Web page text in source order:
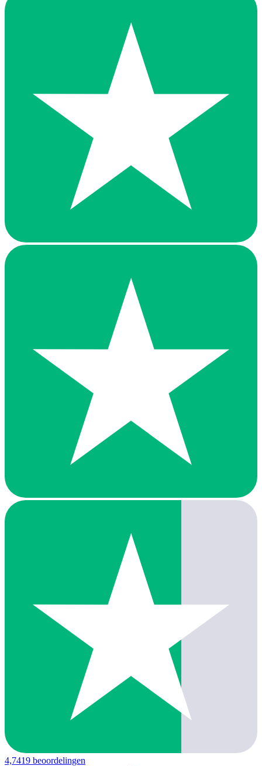
4,7419 beoordelingen